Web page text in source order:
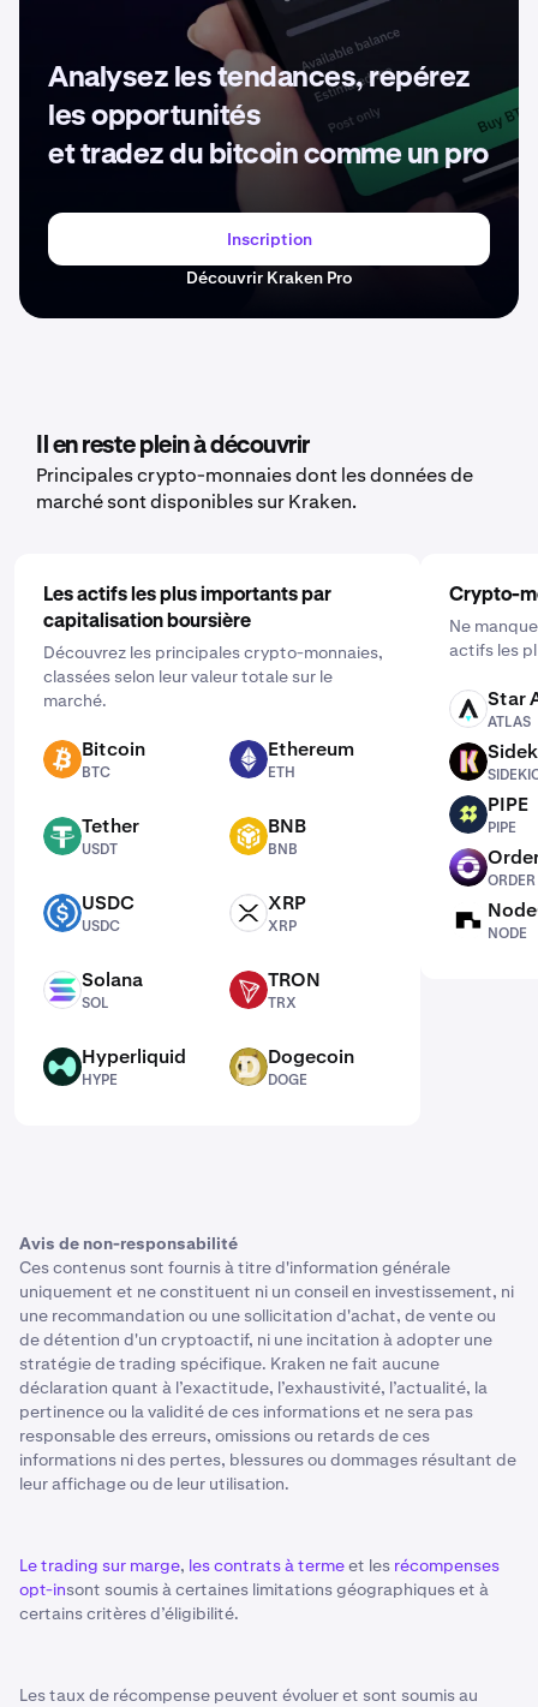
Analysez les tendances, repérez
les opportunités
et tradez du bitcoin comme un pro
Inscription
Découvrir Kraken Pro
Il en reste plein à découvrir
Principales crypto-monnaies dont les données de
marché sont disponibles sur Kraken.
Les actifs les plus importants par
capitalisation boursière
Découvrez les principales crypto-monnaies,
classées selon leur valeur totale sur le
marché.
BTC Bitcoin
BTC
ETH Ethereum
ETH
USDT Tether
USDT
BNB BNB
BNB
USDC USDC
USDC
XRP XRP
XRP
SOL Solana
SOL
TRX TRON
TRX
HYPE Hyperliquid
HYPE
DOGE Dogecoin
DOGE
Crypto-
Ne
actifs les
ATLAS Star
ATLAS
SIDEKICK
PIPE PIPE
PIPE
ORDER
ORDER
NODE
NODE
Avis de non-responsabilité
Ces contenus sont fournis à titre d'information générale
uniquement et ne constituent ni un conseil en investissement, ni
une recommandation ou une sollicitation d'achat, de vente ou
de détention d'un cryptoactif, ni une incitation à adopter une
stratégie de trading spécifique. Kraken ne fait aucune
déclaration quant à l’exactitude, l’exhaustivité, l’actualité, la
pertinence ou la validité de ces informations et ne sera pas
responsable des erreurs, omissions ou retards de ces
informations ni des pertes, blessures ou dommages résultant de
leur affichage ou de leur utilisation.
Le trading sur marge, les contrats à termeet les récompenses
opt-insont soumis à certaines limitations géographiques et à
certains critères d’éligibilité.
Les taux de récompense peuvent évoluer et sont soumis au